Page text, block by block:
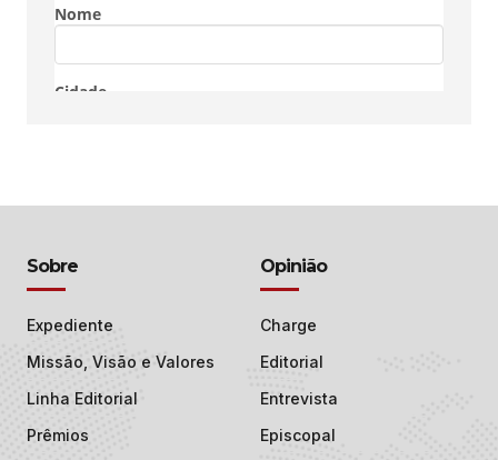
Sobre
Expediente
Missão, Visão e Valores
Linha Editorial
Prêmios
Opinião
Charge
Editorial
Entrevista
Episcopal